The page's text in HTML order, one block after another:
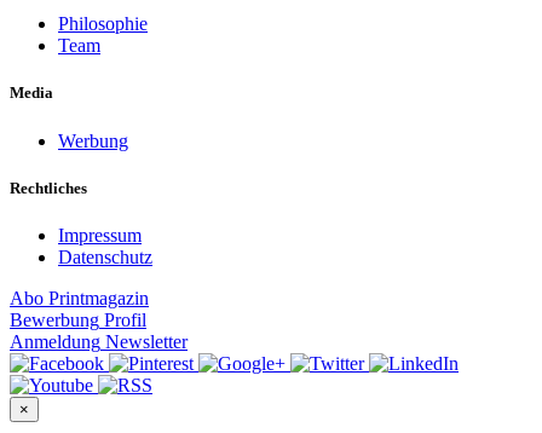
Philosophie
Team
Media
Werbung
Rechtliches
Impressum
Datenschutz
Abo Printmagazin
Bewerbung Profil
Anmeldung Newsletter
×